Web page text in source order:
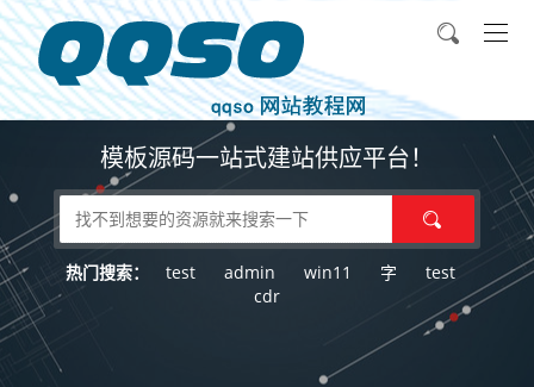
模板源码一站式建站供应平台！
热门搜索： test admin win11 字
test
cdr